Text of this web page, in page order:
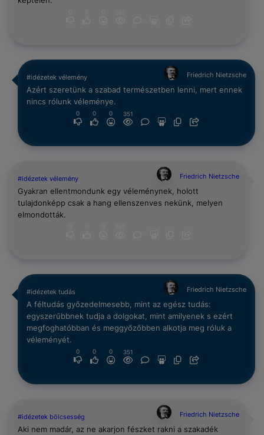
#idézetek vélemény Friedrich Nietzsche
Azért szeretünk a szabad természetben lenni, mert ennek
nincs rólunk véleménye.
0 0 0 351
#idézetek vélemény Friedrich Nietzsche
Gyakran ellentmondunk egy véleménynek, holott
tulajdonképp csak a hang ellenszenves nekünk, melyen
elmondották.
#idézetek tudás Friedrich Nietzsche
A féltudás győzedelmesebb, mint az egész tudás:
egyszerűbbnek tudja a dolgokat, mint amilyenek s ezért
megfoghatóbban és meggyőzőbben alkotja meg róluk a
véleményét.
0 0 0 351
#idézetek bölcsesség Friedrich Nietzsche
Aki nem madár, az ne akarjon fészket rakni a szakadék